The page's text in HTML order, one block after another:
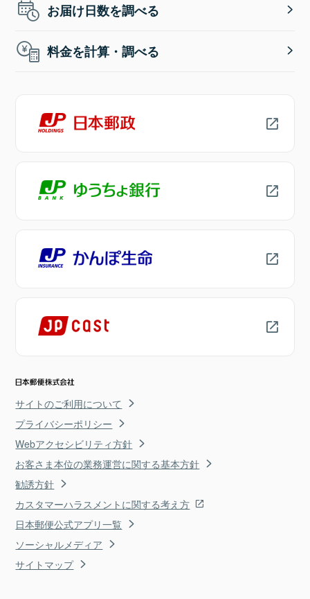
お届け日数を調べる
料金を計算・調べる
サイトのご利用について
プライバシーポリシー
Webアクセシビリティ方針
お客さま本位の業務運営に関する基本方針
勧誘方針
カスタマーハラスメントに関する考え方
日本郵便公式アプリ一覧
ソーシャルメディア
サイトマップ